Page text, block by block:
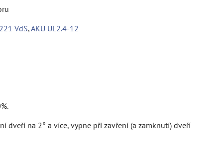
VdS,AKU UL2.4-12
dveří na 2° a více, vypne při zavření (a zamknutí) dveří